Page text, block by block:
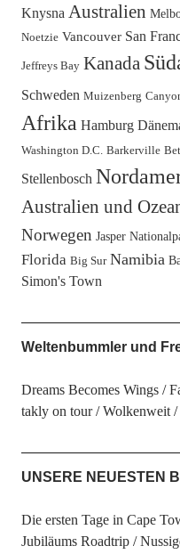
Knysna Australien
Noetzie Vancouver San
Jeffreys Bay Kanada
Schweden Muizenberg
Afrika Hamburg
Washington D.C. Barkerville
Stellenbosch
Australien und
Norwegen Jasper
Florida Big Sur Namibia
Simon's Town
Weltenbummler und
Dreams Becomes Wings
takly on tour
Wolkenweit
UNSERE NEUESTEN
Die ersten Tage in Cape
Jubiläums Roadtrip